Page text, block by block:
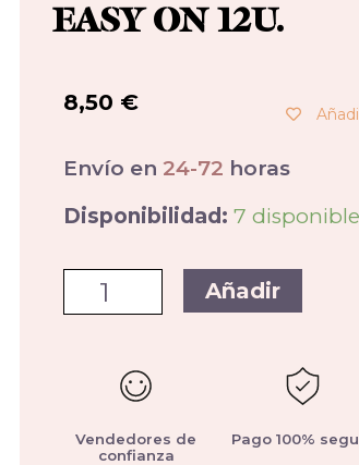
EASY ON 12U.
8,50 €
Envío en 24-72 horas
Disponibilidad: 7
Añadir
Vendedores de
confianza
Pago 100%